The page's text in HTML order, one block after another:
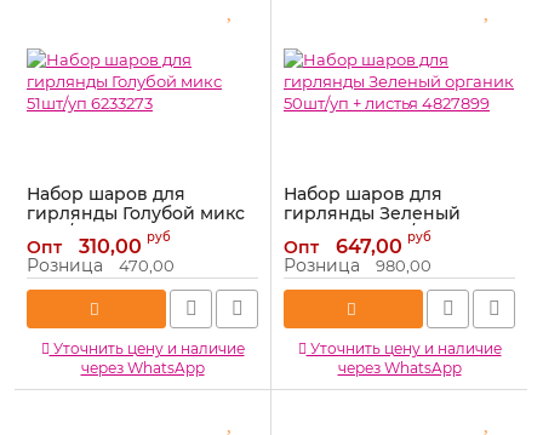
Набор шаров для
гирлянды Голубой микс
51шт/уп 6233273
Артикул: 6233273
Опт 310,00 руб
Розница 470,00
Уточнить цену и наличие
через WhatsApp
Набор шаров для
гирлянды Зеленый
органик 50шт/уп + листья
4827899
Артикул: 4827899
Опт 647,00 руб
Розница 980,00
Уточнить цену и наличие
через WhatsApp